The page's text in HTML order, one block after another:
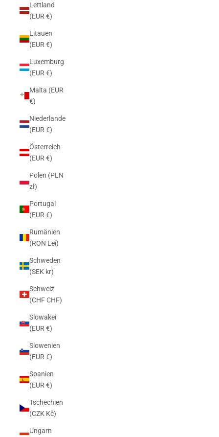
Lettland
(EUR €)
Litauen
(EUR €)
Luxemburg
(EUR €)
Malta (EUR
€)
Niederlande
(EUR €)
Österreich
(EUR €)
Polen (PLN
zł)
Portugal
(EUR €)
Rumänien
(RON Lei)
Schweden
(SEK kr)
Schweiz
(CHF CHF)
Slowakei
(EUR €)
Slowenien
(EUR €)
Spanien
(EUR €)
Tschechien
(CZK Kč)
Ungarn